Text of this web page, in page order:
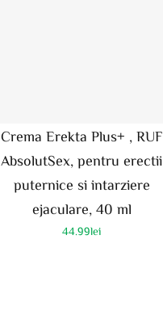
Crema Erekta Plus+ , RUF
AbsolutSex, pentru erectii
puternice si intarziere
ejaculare, 40 ml
44.99lei